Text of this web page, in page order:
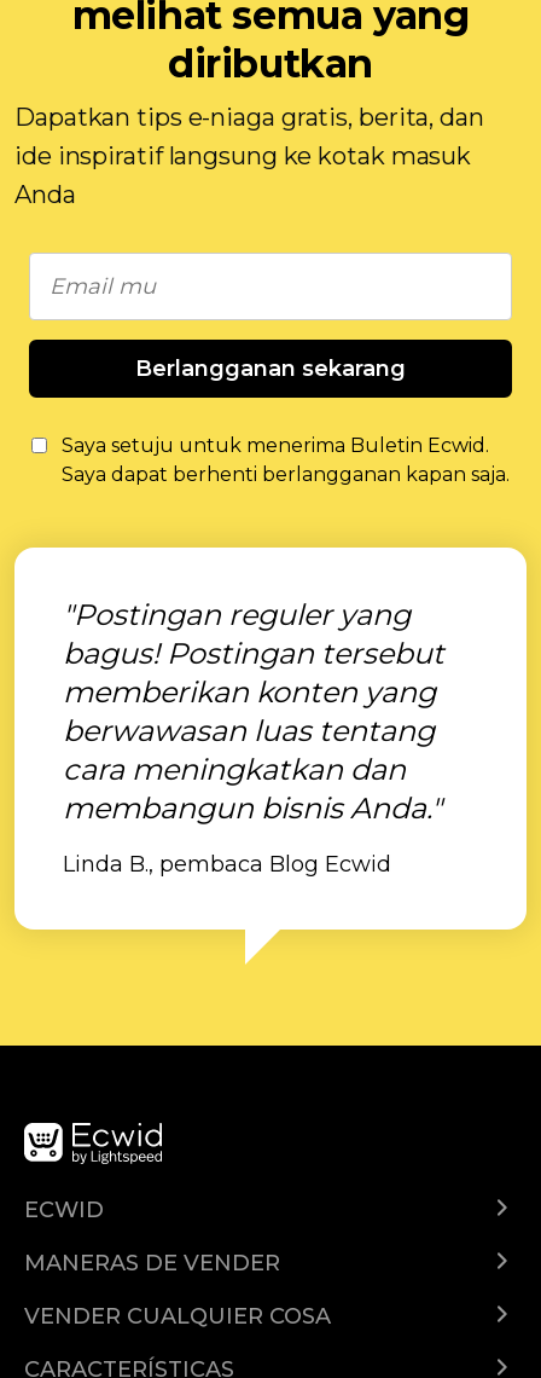
melihat semua yang
diributkan
Dapatkan tips e-niaga gratis, berita, dan
ide inspiratif langsung ke kotak masuk
Anda
Berlangganan sekarang
Saya setuju untuk menerima Buletin Ecwid.
Saya dapat berhenti berlangganan kapan saja.
"Postingan reguler yang
bagus! Postingan tersebut
memberikan konten yang
berwawasan luas tentang
cara meningkatkan dan
membangun bisnis Anda."
Linda B., pembaca Blog Ecwid
ECWID
Demo
Precios
MANERAS DE VENDER
Facebook
Google
VENDER CUALQUIER COSA
CARACTERÍSTICAS